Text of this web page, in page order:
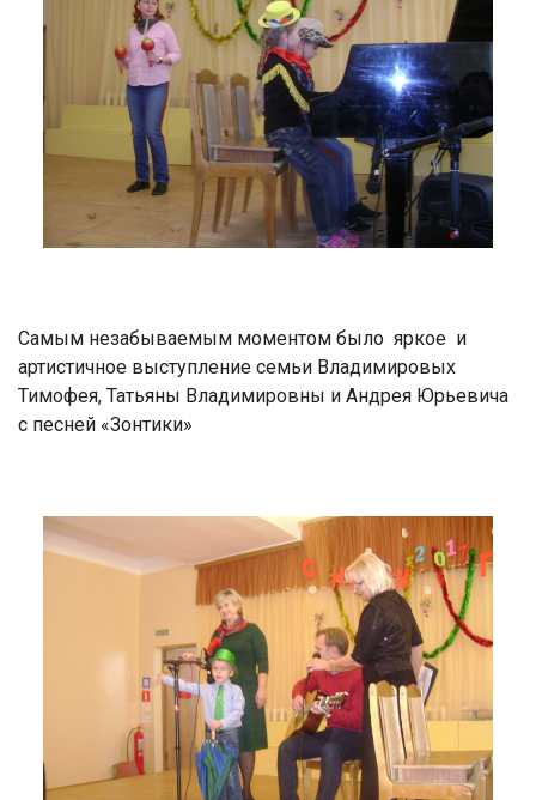
Самым незабываемым моментом было яркое и
артистичное выступление семьи Владимировых
Тимофея, Татьяны Владимировны и Андрея Юрьевича
с песней «Зонтики»